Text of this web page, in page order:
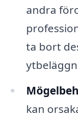
andra
ta bort
kan